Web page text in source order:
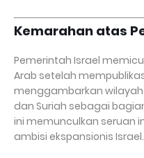
Kemarahan atas
Pemerintah Israel
Arab setelah
menggambarkan wilayah
dan Suriah sebagai
ini memunculkan seruan
ambisi ekspansionis Israel.